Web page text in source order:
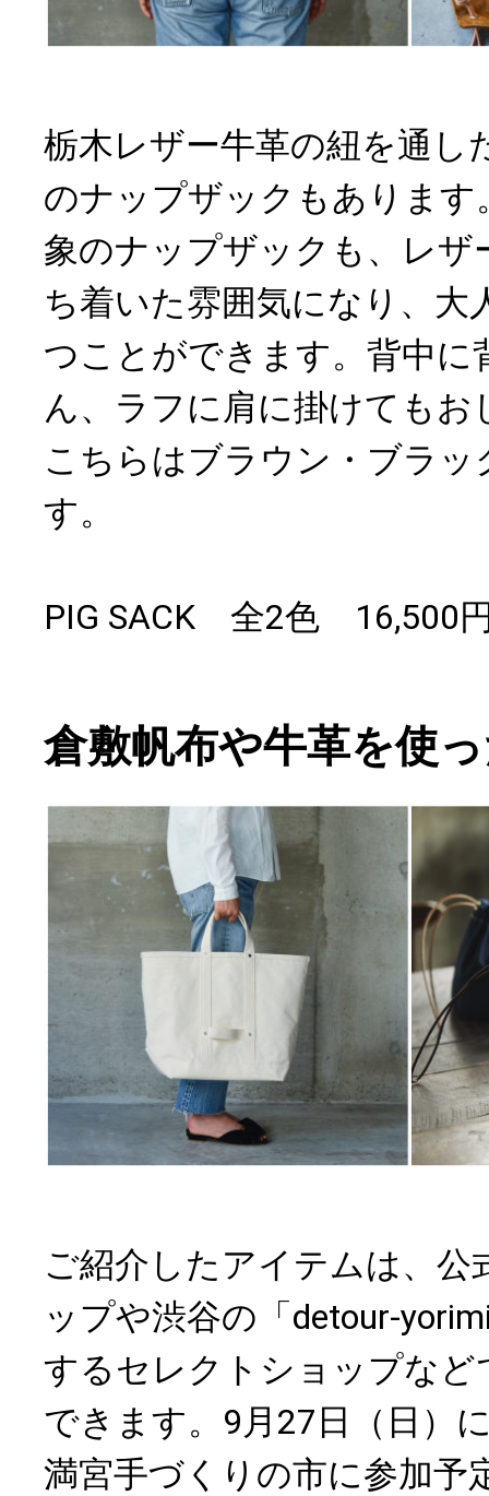
栃木レザー牛革の紐を通し
のナップザックもありま
象のナップザックも、レザ
ち着いた雰囲気になり、大
つことができます。背中に
ん、ラフに肩に掛けてもお
こちらはブラウン・ブラッ
す。
PIG SACK 全2色 16,500
倉敷帆布や牛革を使
ご紹介したアイテムは、公
ップや渋谷の「detour-
するセレクトショップなど
できます。9月27日（日）
満宮手づくりの市に参加予